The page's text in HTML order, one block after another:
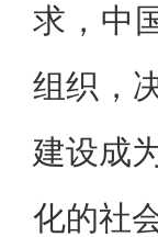
求，中
组织，
建设成
化的社